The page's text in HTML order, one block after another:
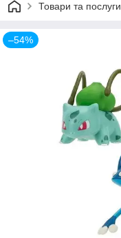
Товари та послуги
–54%